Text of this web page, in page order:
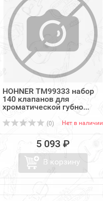
HOHNER TM99333 набор
140 клапанов для
хроматической губно...
(0) Нет в наличии
5 093 ₽
В корзину